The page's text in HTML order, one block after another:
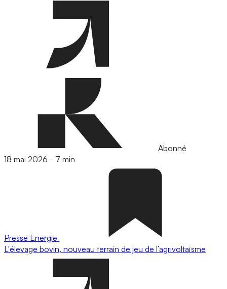
Abonné
18 mai 2026 - 7 min
Presse Energie
L'élevage bovin, nouveau terrain de jeu de l’agrivoltaïsme